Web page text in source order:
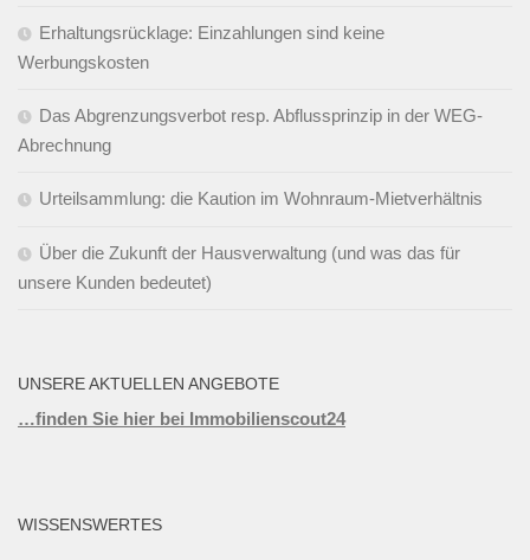
Erhaltungsrücklage: Einzahlungen sind keine
Werbungskosten
Das Abgrenzungsverbot resp. Abflussprinzip in der WEG-
Abrechnung
Urteilsammlung: die Kaution im Wohnraum-Mietverhältnis
Über die Zukunft der Hausverwaltung (und was das für
unsere Kunden bedeutet)
UNSERE AKTUELLEN ANGEBOTE
…finden Sie hier bei Immobilienscout24
WISSENSWERTES